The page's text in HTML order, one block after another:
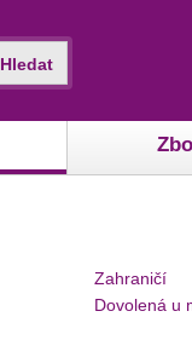
Hledat
Zahraničí
Dovolená u